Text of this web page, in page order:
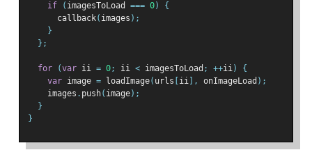
if
( imagesToLoad === 0)
{
      callback
( images );
}
};
for (var ii = 0; ii < imagesToLoad ; ++ii)
{
var image = loadImage( urls ii ], onImageLoad );
    images
. push( image);
}
}